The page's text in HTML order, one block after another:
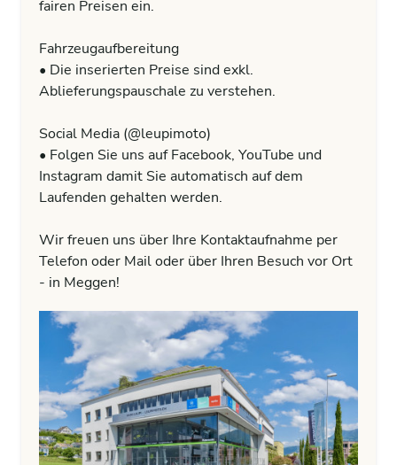
fairen Preisen ein.
Fahrzeugaufbereitung
• Die inserierten Preise sind exkl.
Ablieferungspauschale zu verstehen.
Social Media (@leupimoto)
• Folgen Sie uns auf Facebook, YouTube und
Instagram damit Sie automatisch auf dem
Laufenden gehalten werden.
Wir freuen uns über Ihre Kontaktaufnahme per
Telefon oder Mail oder über Ihren Besuch vor Ort
- in Meggen!